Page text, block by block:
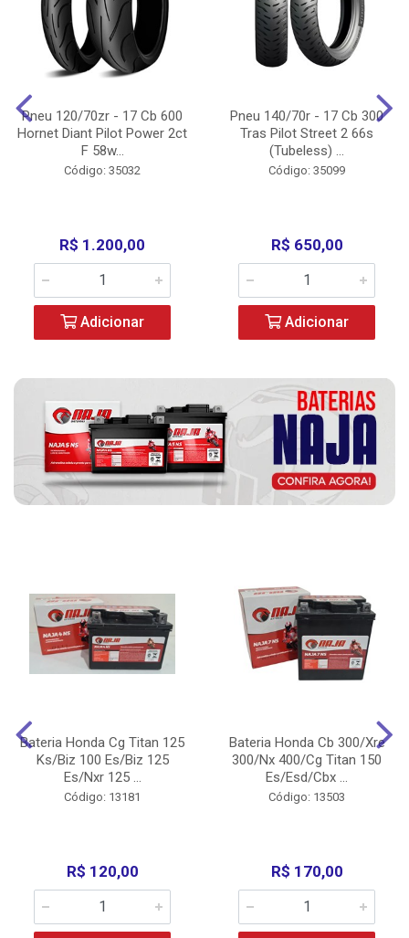
Pneu 120/70zr - 17 Cb 600
Hornet Diant Pilot Power 2ct
F 58w...
Código: 35032
R$ 1.200,00
Adicionar
Pneu 140/70r - 17 Cb 300
Tras Pilot Street 2 66s
(Tubeless) ...
Código: 35099
R$ 650,00
Adicionar
Bateria Honda Cg Titan 125
Ks/Biz 100 Es/Biz 125
Es/Nxr 125 ...
Código: 13181
R$ 120,00
Bateria Honda Cb 300/Xre
300/Nx 400/Cg Titan 150
Es/Esd/Cbx ...
Código: 13503
R$ 170,00